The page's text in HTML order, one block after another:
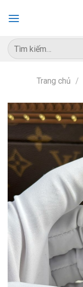
Tìm
kiếm:
Trang chủ /